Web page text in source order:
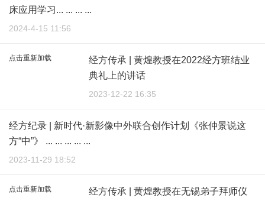
床应用学习... ... ... ...
2024-4-15 11:56
点击重新加载
经方传承 | 黄煌教授在2022经方班结业
典礼上的讲话
2023-12-22 16:35
经方纪录 | 新时代·新影像中外联合创作计划《张仲景说这
方“中”》 ... ... ... ... ...
2023-11-29 18:52
点击重新加载
经方传承 | 黄煌教授在无锡弟子拜师仪